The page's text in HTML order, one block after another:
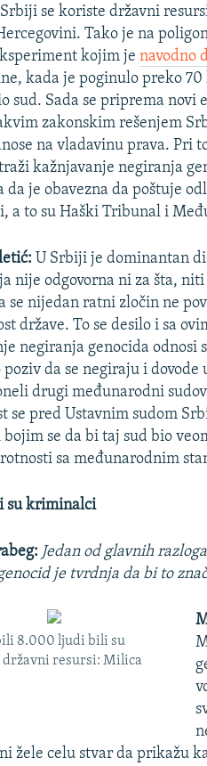
se koriste državni
Tako je na
kojim jenavodno
kada je poginulo preko
sud. Sada se priprema novi
zakonskim rešenjem
na vladavinu prava. Pri
kažnjavanje negiranja
da je obavezna da poštuje
a to su Haški Tribunal i
U Srbiji je dominantan
nije odgovorna ni za šta,
se nijedan ratni zločin ne
države. To se desilo i sa
negiranja genocida odnosi
poziv da se negiraju i
drugi međunarodni
se pred Ustavnim sudom
bojim se da bi taj sud bio
sa međunarodnim
su kriminalci
Jedan od glavnih
je tvrdnja da bi to
8.000 ljudi bili su
državni resursi: Milica
žele celu stvar da prikažu